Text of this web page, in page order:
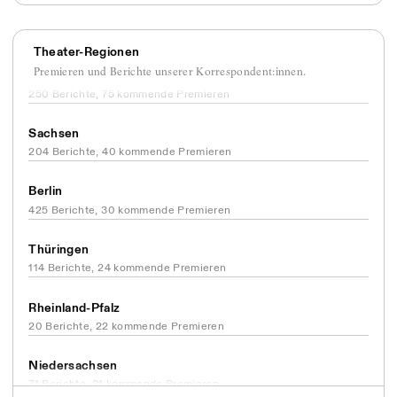
Theater-Regionen
Premieren und Berichte unserer Korrespondent:innen.
Baden-Württemberg
250 Berichte, 75 kommende Premieren
204 Berichte, 40 kommende Premieren
425 Berichte, 30 kommende Premieren
114 Berichte, 24 kommende Premieren
20 Berichte, 22 kommende Premieren
71 Berichte, 21 kommende Premieren